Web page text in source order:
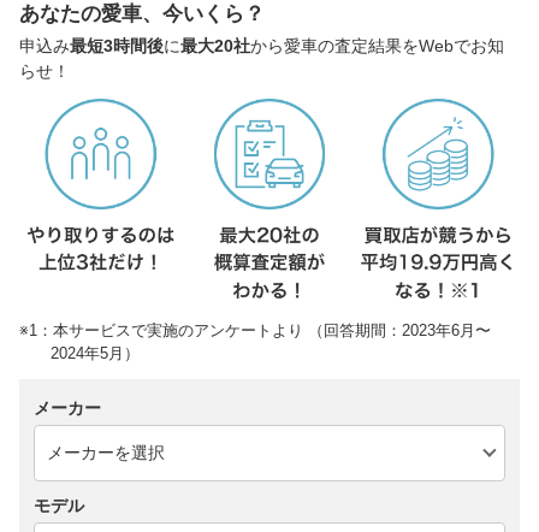
あなたの愛車、今いくら？
申込み最短3時間後に最大20社から愛車の査定結果をWebでお知
らせ！
※1：本サービスで実施のアンケートより （回答期間：2023年6月〜
2024年5月）
メーカー
モデル